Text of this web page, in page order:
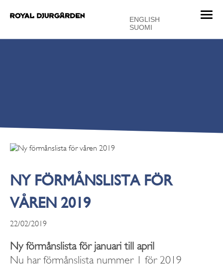
T
g
ENGLISH
SUOMI
NY FÖRMÅNSLISTA FÖR
VÅREN 2019
22/02/2019
Ny förmånslista för januari till april
Nu har förmånslista nummer 1 för 2019